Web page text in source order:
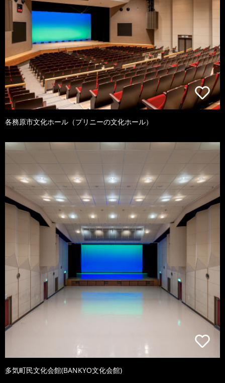
各務原市文化ホール（プリニーの文化ホール）
多気町民文化会館(BANKYO文化会館)